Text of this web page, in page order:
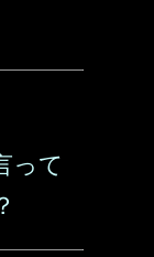
って